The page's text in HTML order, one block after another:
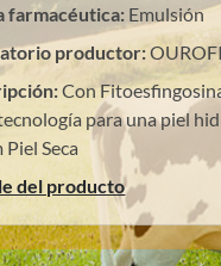
farmacéutica: Emulsión
productor:
Con
para una piel
Piel Seca
del producto